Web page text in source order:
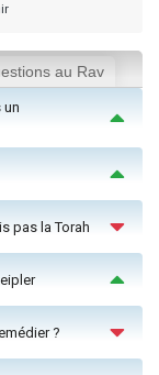
au Rav
un
pas la Torah
?